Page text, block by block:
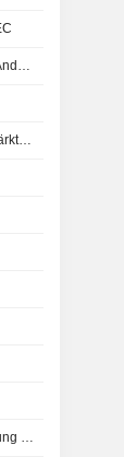
Halbleiterausrüstung und -prüfung - Andere
Betreiber von Finanz- und Rohstoffmärkten - Andere
Fortschrittliche medizinische Ausrüstung und Technologie - Andere